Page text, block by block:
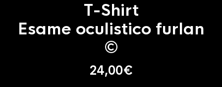
T-Shirt
Esame oculistico furlan
©
24,00€